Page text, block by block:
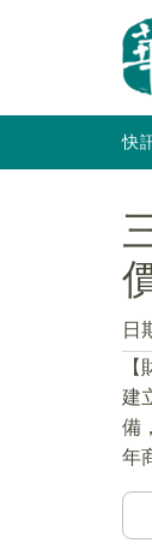
快
日
建
備
年